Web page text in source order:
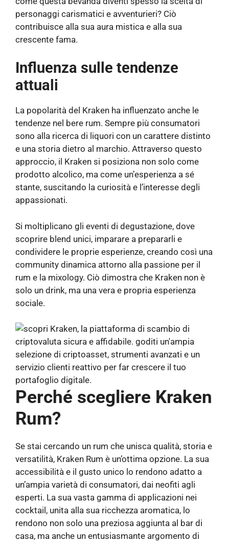
personaggi carismatici e avventurieri? Ciò
contribuisce alla sua aura mistica e alla sua
crescente fama.
Influenza sulle tendenze
attuali
La popolarità del Kraken ha influenzato anche le
tendenze nel bere rum. Sempre più consumatori
sono alla ricerca di liquori con un carattere distinto
e una storia dietro al marchio. Attraverso questo
approccio, il Kraken si posiziona non solo come
prodotto alcolico, ma come un’esperienza a sé
stante, suscitando la curiosità e l’interesse degli
appassionati.
Si moltiplicano gli eventi di degustazione, dove
scoprire blend unici, imparare a prepararli e
condividere le proprie esperienze, creando così una
community dinamica attorno alla passione per il
rum e la mixology. Ciò dimostra che Kraken non è
solo un drink, ma una vera e propria esperienza
sociale.
Perché scegliere Kraken
Rum?
Se stai cercando un rum che unisca qualità, storia e
versatilità, Kraken Rum è un’ottima opzione. La sua
accessibilità e il gusto unico lo rendono adatto a
un’ampia varietà di consumatori, dai neofiti agli
esperti. La sua vasta gamma di applicazioni nei
cocktail, unita alla sua ricchezza aromatica, lo
rendono non solo una preziosa aggiunta al bar di
casa, ma anche un entusiasmante argomento di